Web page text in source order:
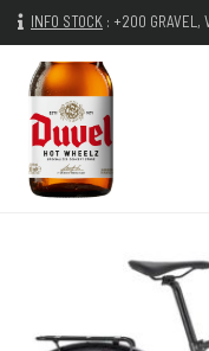
INFO STOCK : +200 GRAVEL, VTT,